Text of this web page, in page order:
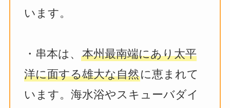
います。
・串本は、 本州最南端にあり太平
洋に面する雄大な自然に恵まれて
います。海水浴やスキューバダイ